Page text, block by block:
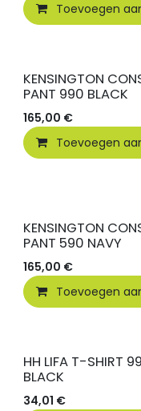
Toevoegen
KENSINGTON
PANT 990 BLACK
165,00 €
Toevoegen
KENSINGTON
PANT 590 NAVY
165,00 €
Toevoegen
HH LIFA T-SHIRT
BLACK
34,01 €